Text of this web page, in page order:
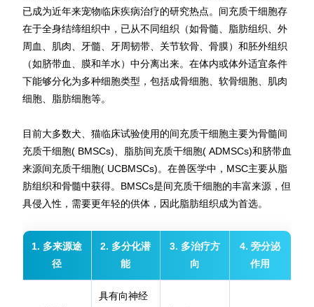
已成为近年来宠物临床疾病治疗的研究热点。间充质干细胞存
在于全身结缔组织中，已从不同组织（如骨髓、脂肪组织、外
周血、肌肉、牙髓、牙周韧带、关节软骨、骨膜）和胚外组织
（如脐带血、膜和羊水）中分离出来。在体内或体外适宜条件
下能够分化为多种细胞类型，包括成骨细胞、软骨细胞、肌肉
细胞、脂肪细胞等。
目前大多数犬、猫临床试验使用的间充质干细胞主要为骨髓间
充质干细胞( BMSCs)、脂肪间充质干细胞( ADMSCs)和脐带血
来源间充质干细胞( UCBMSCs)。在兽医学中，MSC主要从脂
肪组织和骨髓中获得。BMSCs是间充质干细胞的丰富来源，但
具侵入性，需要更年轻的供体，因此脂肪组织成为首选。
1. 多来源途
径
2. 多分化潜
能
3. 多治疗方
向
4. 旁分泌
作用
具有向神经